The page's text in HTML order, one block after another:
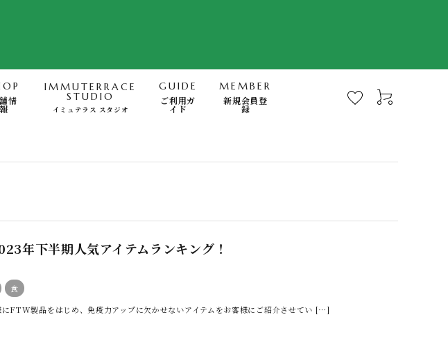
書籍
情
報
IMMUTERRACE
STUDIO
イミュテラス スタジオ
GUIDE
ご利用ガ
イド
MEMBER
新規会員登
録
年下半期人気アイテムランキング！
食
FTW製品をはじめ、免疫力アップに欠かせないアイテムをお客様にご紹介させてい […]